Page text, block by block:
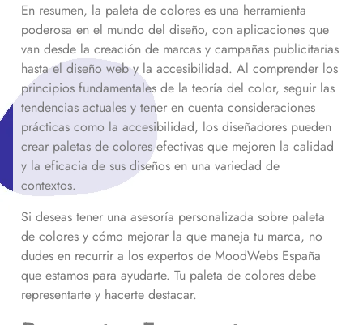
En resumen, la paleta de colores es una herramienta
poderosa en el mundo del diseño, con aplicaciones que
van desde la creación de marcas y campañas publicitarias
hasta el diseño web y la accesibilidad. Al comprender los
principios fundamentales de la teoría del color, seguir las
tendencias actuales y tener en cuenta consideraciones
prácticas como la accesibilidad, los diseñadores pueden
crear paletas de colores efectivas que mejoren la calidad
y la eficacia de sus diseños en una variedad de
contextos.
Si deseas tener una asesoría personalizada sobre paleta
de colores y cómo mejorar la que maneja tu marca, no
dudes en recurrir a los expertos de MoodWebs España
que estamos para ayudarte. Tu paleta de colores debe
representarte y hacerte destacar.